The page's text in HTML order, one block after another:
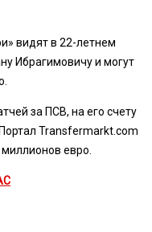
видят в 22-летнем
Ибрагимовичу и могут
за ПСВ, на его счету
Transfermarkt.com
евро.